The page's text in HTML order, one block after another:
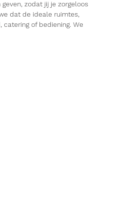
zodat jij je zorgeloos
dat de ideale ruimtes,
of bediening. We